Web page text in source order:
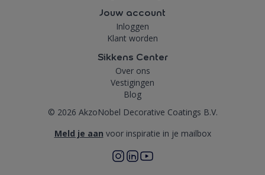
Jouw account
Inloggen
Klant worden
Sikkens Center
Over ons
Vestigingen
Blog
© 2026 AkzoNobel Decorative Coatings B.V.
Meld je aan voor inspiratie in je mailbox